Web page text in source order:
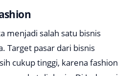
menjadi salah satu bisnis
Target pasar dari bisnis
cukup tinggi, karena fashion